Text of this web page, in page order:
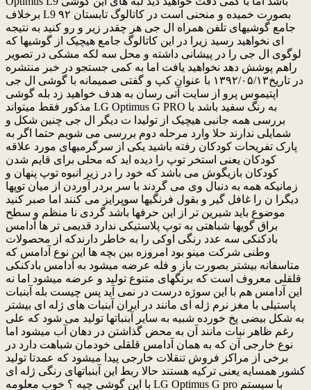
برخلاف L9 بصورت خمیده و منحنی است در کاتالوگ تابستان ۹۲
جامع گوشیهای تلفن همراه ال جی هر چقدر زیر و رو کنید به نتیجه
ای نخواهید رسید زیرا در این کاتالوگ جامع هیچیک از گوشیها که
لوگوی ال جی را در پیشانی داشته و محل سه لکه مشکی در تصویر
راهم پوشش دهد نخواهید یافت اما به کمی جستجو در خبر منتشره
در تاریخ۱۳۹۲/۰۵/۱۳ با عنوان کپ و گفتی صمیمانه با گوشی ال جی
اپتیموس پرو از سایت آتی رسان به هدف خواهید زد بله گوشی
مذکور فقط میتواند LG Optimus G PRO به رنگ سفید باشد با
بررسی همه جانبی هیچیک از تولیدا ت دیگر ال جی چنین شکل و
شمایلی ندارند حلا وارد مرحله دوم بررسی می شویم حتما اگر به
پارک تفریحات کودکان رفته باشید یکی از سرگرمیهای مورد علاقه
کودکان یعنی استخر توپ را دیده اید که محلی برای قایم شدن
کودکان بازیگوش می باشد که خود را در زیر انبوه توپ پنهان و
زمانیکه همه به دنبال وی می گردند با سر بردر آوردن از میان توپها
دیگرا ن را غافل گیر و بقول فرنگیها سوپرایز می کنند اما صبر کنید
موضوع باید شیرین تر از این حرفها باشد گردی نا منظم و سطح
براق گویها شباهتی به توپ پلاستیکی ندارد قدیمی تر ها آدامس
بادکنکی سه عدد رنگی اوکی را به خاطر دارندکه از محصولات
وطنی شرکت مینو بود امروزه بین بچه ها این نوع آدامس که
متاسفانه بیشتر بصورت باز و فله عرضه میشود به آدامس بادکنکی
قلقلی معروف است که برنگهای متنوع تولید و عرضه میشود اما نه
این آدامس هم با این سوژه درست در نمی آید پس چیست بله آبنبات
پاستیلی با مغز نرم ژله ای مانند در ایران آبنبات های ژله ای بیشتر
به شکل بیضی پخ خورده شبیه به سایر آبنباتها تولید می شود که علی
رغم ظاهر نبات مانند آن به محض گذاشتن در دهان آب میشود اما
نوع خارجی آن که به همان آدامس قلقلی خودمان شباهت دارد در
برخی از مراکز فروش تنقلات خارجی پیدا میشود که عمدتا تولید
کشور همسایه یعنی ترکیه هستند حالا ربط این آبنباتهای رنگی ژله ای
با این گوشی چیه ؟ خوب معلومه LG Optimus G pro با سیستم